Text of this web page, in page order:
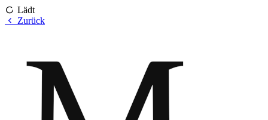
Lädt
Zurück